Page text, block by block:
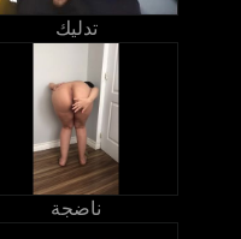
تدليك
ناضجة